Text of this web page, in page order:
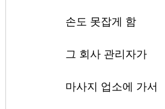
손도 못잡게 함
그 회사 관리자가
마사지 업소에 가서